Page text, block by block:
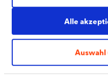
Alle
Auswahl
DELTA®-DICHT-